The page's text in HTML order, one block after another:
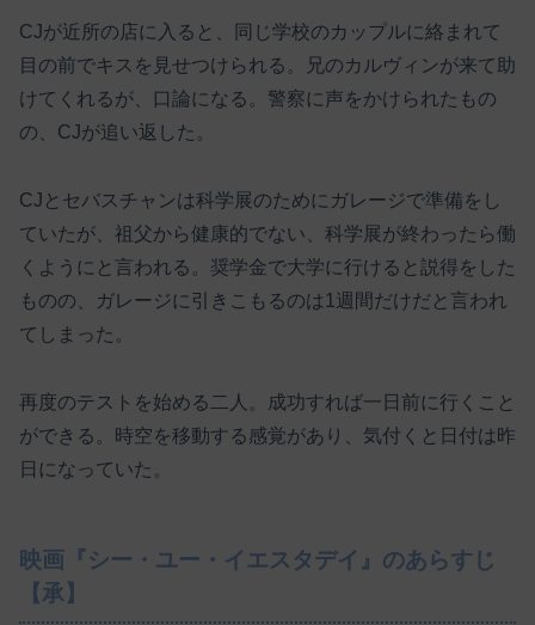
CJが近所の店に入ると、同じ学校のカップルに絡まれて
目の前でキスを見せつけられる。兄のカルヴィンが来て助
けてくれるが、口論になる。警察に声をかけられたもの
の、CJが追い返した。
CJとセバスチャンは科学展のためにガレージで準備をし
ていたが、祖父から健康的でない、科学展が終わったら働
くようにと言われる。奨学金で大学に行けると説得をした
ものの、ガレージに引きこもるのは1週間だけだと言われ
てしまった。
再度のテストを始める二人。成功すれば一日前に行くこと
ができる。時空を移動する感覚があり、気付くと日付は昨
日になっていた。
映画『シー・ユー・イエスタデイ』のあらすじ
【承】